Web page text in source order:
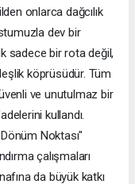
onlarca dağcılık
dev bir
sadece bir rota değil,
köprüsüdür. Tüm
ve unutulmaz bir
kullandı.
Noktası"
çalışmaları
da büyük katkı